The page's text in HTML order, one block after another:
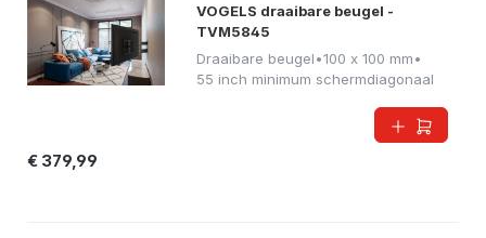
VOGELS draaibare beugel -
TVM5845
Draaibare beugel•100 x 100 mm•
55 inch minimum schermdiagonaal
€ 379,99